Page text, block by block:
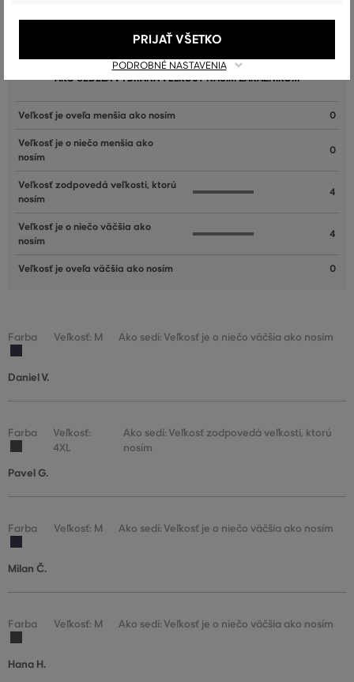
Recenzie
AKO SEDELA VYBRANÁ VEĽKOSŤ NAŠIM ZÁKAZNÍKOM
Veľkosť je oveľa menšia ako nosím 0
Veľkosť je o niečo menšia ako
nosím
0
Veľkosť zodpovedá veľkosti, ktorú
nosím
4
Veľkosť je o niečo väčšia ako
nosím
4
Veľkosť je oveľa väčšia ako nosím 0
Farba Veľkosť: M Ako sedí: Veľkosť je o niečo väčšia ako nosím
Daniel V.
Farba
Veľkosť:
4XL
Ako sedí: Veľkosť zodpovedá veľkosti, ktorú
nosím
Pavel G.
Farba Veľkosť: M Ako sedí: Veľkosť je o niečo väčšia ako nosím
Milan Č.
Farba Veľkosť: M Ako sedí: Veľkosť je o niečo väčšia ako nosím
Hana H.
PODROBNÉ NASTAVENIA
PRIJAŤ VŠETKO